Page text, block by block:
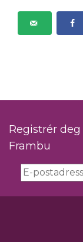
Registrér
Frambu